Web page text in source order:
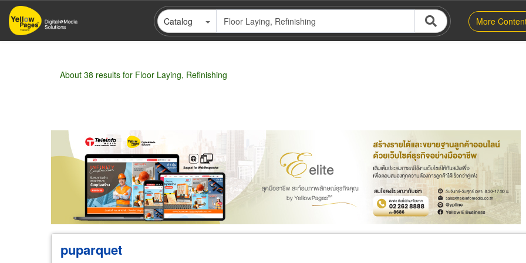
Skip
main
Catalog More
About 38 results for Floor Laying, Refinishing
Wholesale Retail Manufacturer Dealer Exporter/Importer Service Business
puparquet
Pagination